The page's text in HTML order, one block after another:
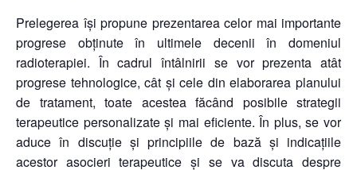
Prelegerea își propune prezentarea celor mai importante
progrese obținute în ultimele decenii în domeniul
radioterapiei. În cadrul întâlnirii se vor prezenta atât
progrese tehnologice, cât și cele din elaborarea planului
de tratament, toate acestea făcând posibile strategii
terapeutice personalizate și mai eficiente. În plus, se vor
aduce în discuție și principiile de bază și indicațiile
acestor asocieri terapeutice și se va discuta despre